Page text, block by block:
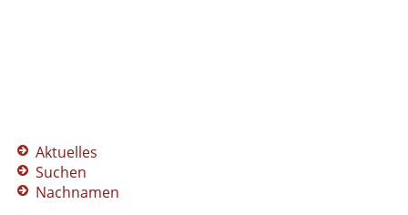
Aktuelles
Suchen
Nachnamen